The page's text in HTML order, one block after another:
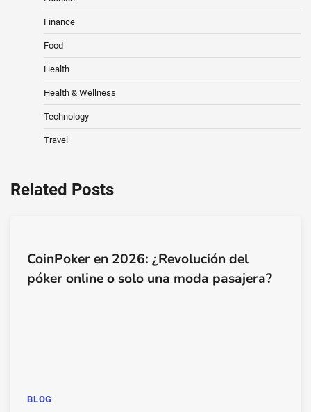
Finance
Food
Health
Health & Wellness
Technology
Travel
Related Posts
CoinPoker en 2026: ¿Revolución del
póker online o solo una moda pasajera?
BLOG